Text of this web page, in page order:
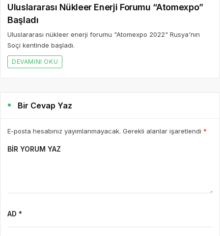
Uluslararası Nükleer Enerji Forumu “Atomexpo”
Başladı
Uluslararası nükleer enerji forumu "Atomexpo 2022" Rusya'nın
Soçi kentinde başladı.
DEVAMINI OKU
Bir Cevap Yaz
E-posta hesabınız yayımlanmayacak. Gerekli alanlar işaretlendi *
BIR YORUM YAZ
AD *